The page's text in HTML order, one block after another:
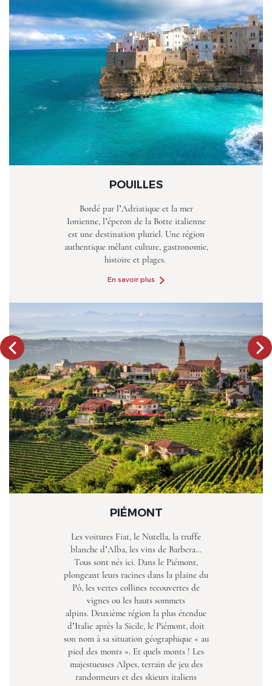
POUILLES
Bordé par l’Adriatique et la mer
Ionienne, l’éperon de la Botte italienne
est une destination pluriel. Une région
authentique mêlant culture, gastronomie,
histoire et plages.
En savoir plus
PIÉMONT
Les voitures Fiat, le Nutella, la truffe
blanche d’Alba, les vins de Barbera…
Tous sont nés ici. Dans le Piémont,
plongeant leurs racines dans la plaine du
Pô, les vertes collines recouvertes de
vignes ou les hauts sommets
alpins. Deuxième région la plus étendue
d’Italie après la Sicile, le Piémont, doit
son nom à sa situation géographique « au
pied des monts ». Et quels monts ! Les
majestueuses Alpes, terrain de jeu des
randonneurs et des skieurs italiens